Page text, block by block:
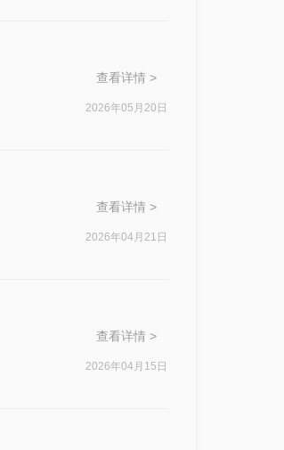
查看详情 >
2026年05月20日
查看详情 >
2026年04月21日
查看详情 >
2026年04月15日